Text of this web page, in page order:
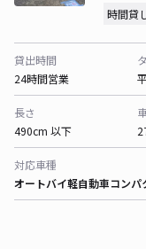
時間貸
貸出時間
24時間営業
長さ
490cm 以下
対応車種
オートバイ軽自動車コンパ